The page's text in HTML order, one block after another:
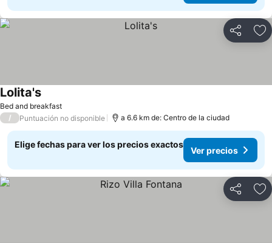
Compartir
Bed and breakfast
Lolita'sVer precios
/ Puntuación no disponible a 6.6 km de: Centro de la ciudad
Elige fechas para ver los precios exactos
Ver precios
Compartir